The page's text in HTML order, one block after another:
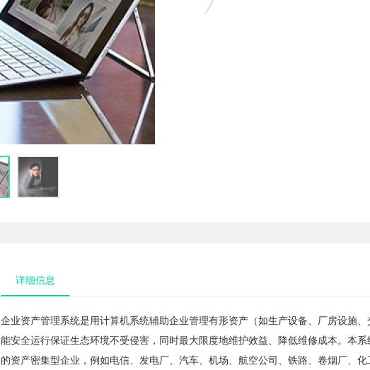
详细信息
企业资产管理系统是用计算机系统辅助企业管理有形资产（如生产设备、厂房设施
能安全运行保证生态环境不受侵害，同时最大限度地维护效益、降低维修成本。本
的资产密集型企业，例如电信、发电厂、汽车、机场、航空公司、铁路、卷烟厂、